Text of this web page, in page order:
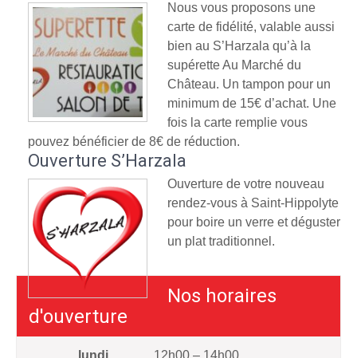
Nous vous proposons une
carte de fidélité, valable aussi
bien au S’Harzala qu’à la
supérette Au Marché du
Château. Un tampon pour un
minimum de 15€ d’achat. Une
fois la carte remplie vous
pouvez bénéficier de 8€ de réduction.
Ouverture S’Harzala
Ouverture de votre nouveau
rendez-vous à Saint-Hippolyte
pour boire un verre et déguster
un plat traditionnel.
Nos horaires
d'ouverture
lundi
12h00 – 14h00